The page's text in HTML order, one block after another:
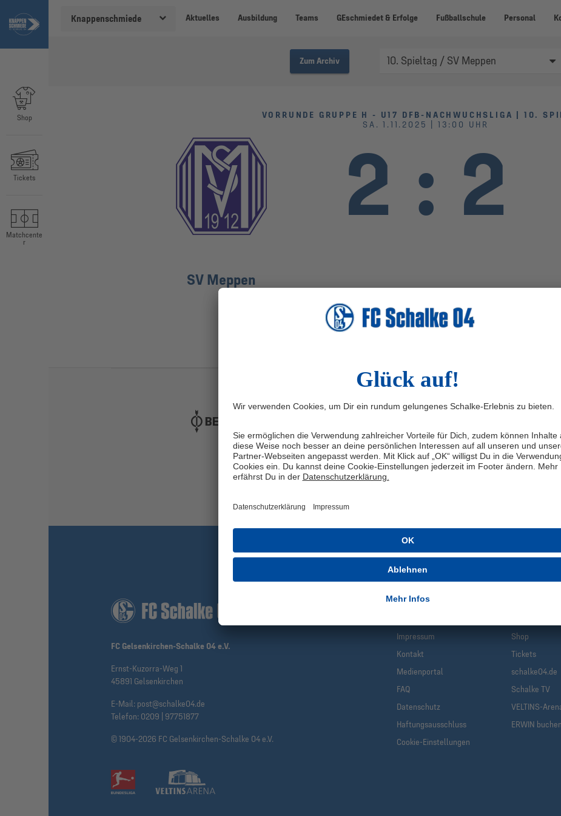
Knappenschmiede Aktuelles Ausbildung Teams GEschmiedet & Erfolge Fußballschule Personal
Shop
Tickets
Matchcente
r
Zum Archiv
VORRUNDE GRUPPE H - U17 DFB-NACHWUCHSLIGA | 10.
SA. 1.11.2025 | 13:00 UHR
SV Meppen
2 : 2
Waldstadion, Hauptplatz A
FC Gelsenkirchen-Schalke 04 e.V.
Ernst-Kuzorra-Weg 1
45891 Gelsenkirchen
E-Mail: post@schalke04.de
Telefon: 0209 | 97751877
© 1904-2026 FC Gelsenkirchen-Schalke 04 e.V.
Infos
Impressum
Kontakt
Medienportal
FAQ
Datenschutz
Haftungsausschluss
Cookie-Einstellungen
Shop
Tickets
schalke04.de
Schalke TV
VELTINS-
ERWIN buchen